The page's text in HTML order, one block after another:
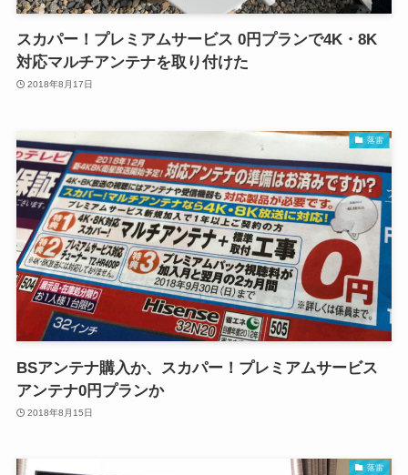
スカパー！プレミアムサービス 0円プランで4K・8K
対応マルチアンテナを取り付けた
2018年8月17日
落雷
BSアンテナ購入か、スカパー！プレミアムサービス
アンテナ0円プランか
2018年8月15日
落雷